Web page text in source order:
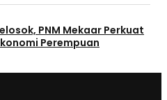
PNM Mekaar Perkuat
Perempuan